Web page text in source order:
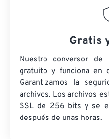
Gratis
Nuestro conversor de
gratuito y funciona en
Garantizamos la
archivos. Los archivos
SSL de 256 bits y se
después de unas horas.